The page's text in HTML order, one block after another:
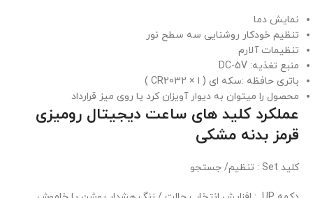
نمایش دما
تنظیم خودکار روشنایی سه سطح نور
تنظیمات آلارم
منبع تغذیه: DC-5V
باتری حافظه :سکه ای ( CR2032 × 1 )
محصول را میتوان به دیوار آویزان کرد یا روی میز قرارداد
عملکرد کلید های ساعت دیجیتال رومیزی
قرمز بدنه مشکی
کلید Set : تنظيم/ جستجو